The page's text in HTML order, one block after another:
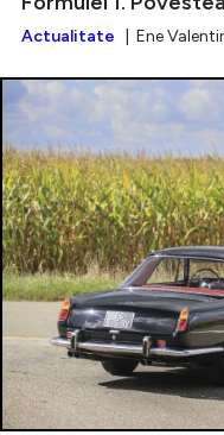
Intră în
Actualitate | Ene